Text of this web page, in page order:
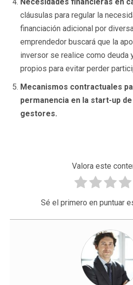
cláusulas para regular la
financiación adicional por
emprendedor buscará que la
inversor se realice como deuda
propios para evitar perder
Mecanismos contractuales
permanencia en la start-up
gestores.
Valora este
Sé el primero en puntuar